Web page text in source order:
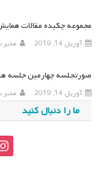
مجموعه چکیده مقالات
آوریل 14, 2019 مدیر
صورتجلسه چهارمین جلسه
آوریل 14, 2019 مدیر
ما را دنبال کنید